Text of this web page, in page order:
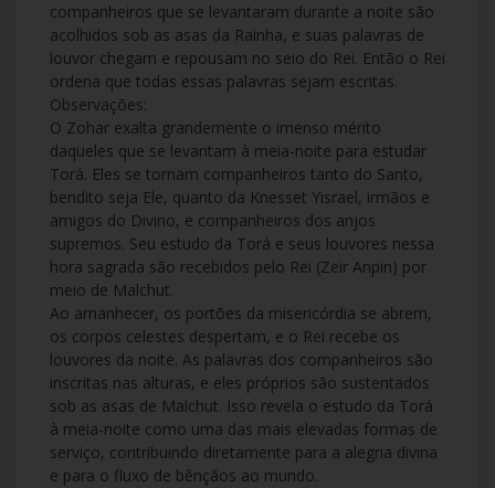
companheiros que se levantaram durante a noite são
acolhidos sob as asas da Rainha, e suas palavras de
louvor chegam e repousam no seio do Rei. Então o Rei
ordena que todas essas palavras sejam escritas.
Observações:
O Zohar exalta grandemente o imenso mérito
daqueles que se levantam à meia-noite para estudar
Torá. Eles se tornam companheiros tanto do Santo,
bendito seja Ele, quanto da Knesset Yisrael, irmãos e
amigos do Divino, e companheiros dos anjos
supremos. Seu estudo da Torá e seus louvores nessa
hora sagrada são recebidos pelo Rei (Zeir Anpin) por
meio de Malchut.
Ao amanhecer, os portões da misericórdia se abrem,
os corpos celestes despertam, e o Rei recebe os
louvores da noite. As palavras dos companheiros são
inscritas nas alturas, e eles próprios são sustentados
sob as asas de Malchut. Isso revela o estudo da Torá
à meia-noite como uma das mais elevadas formas de
serviço, contribuindo diretamente para a alegria divina
e para o fluxo de bênçãos ao mundo.